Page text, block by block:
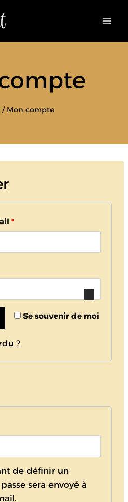
/ Mon compte
*O
i
a
o
e
Se souvenir de moi
?
de définir un
sera envoyé à